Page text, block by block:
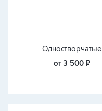
Одностворчатые
от 3 500 ₽